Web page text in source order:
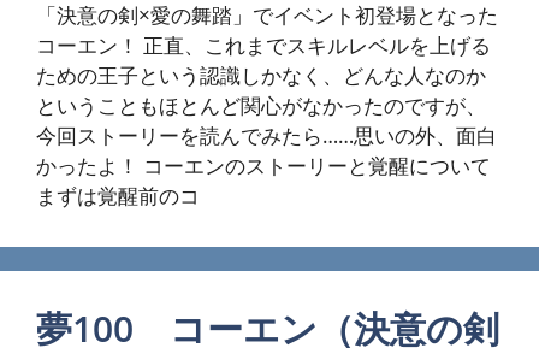
「決意の剣×愛の舞踏」でイベント初登場となった
コーエン！ 正直、これまでスキルレベルを上げる
ための王子という認識しかなく、どんな人なのか
ということもほとんど関心がなかったのですが、
今回ストーリーを読んでみたら……思いの外、面白
かったよ！ コーエンのストーリーと覚醒について
まずは覚醒前のコ
夢100 コーエン（決意の剣